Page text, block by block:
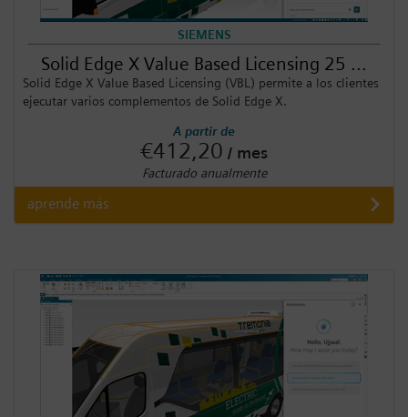
SIEMENS
Solid Edge X Value Based Licensing 25 ...
Solid Edge X Value Based Licensing (VBL) permite a los clientes
ejecutar varios complementos de Solid Edge X.
A partir de
€412,20 / mes
Facturado anualmente
aprende más